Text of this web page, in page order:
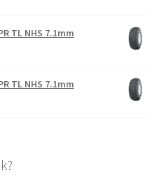
TL NHS 7.1mm
TL NHS 7.1mm